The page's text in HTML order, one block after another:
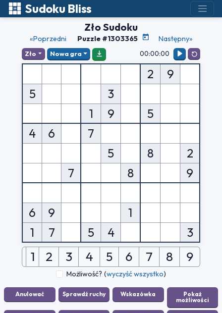
Sudoku Bliss
Zło Sudoku
«Poprzedni Puzzle #1303365 Następny»
Zło Nowa gra 00:00:00
2
9
5
3
1
9
5
4
6
7
5
8
2
7
8 9
6 9
1
1
7 5 4 3
1 2 3 4 5 6 7 8 9
Możliwość? (wyczyść wszystko)